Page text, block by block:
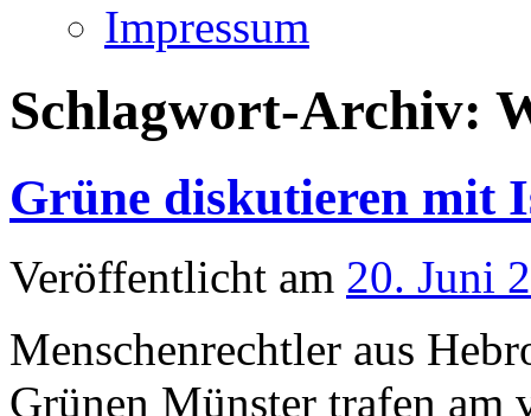
Impressum
Schlagwort-Archiv:
Grüne diskutieren mit
Veröffentlicht am 20. Juni
Menschenrechtler aus
Grünen Münster trafen am